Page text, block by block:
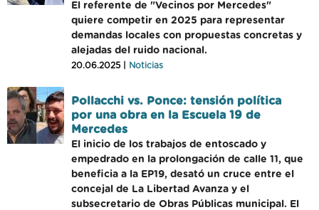
El referente de "Vecinos por Mercedes"
quiere competir en 2025 para representar
demandas locales con propuestas concretas y
alejadas del ruido nacional.
20.06.2025 | Noticias
Pollacchi vs. Ponce: tensión política
por una obra en la Escuela 19 de
Mercedes
El inicio de los trabajos de entoscado y
empedrado en la prolongación de calle 11, que
beneficia a la EP19, desató un cruce entre el
concejal de La Libertad Avanza y el
subsecretario de Obras Públicas municipal. El